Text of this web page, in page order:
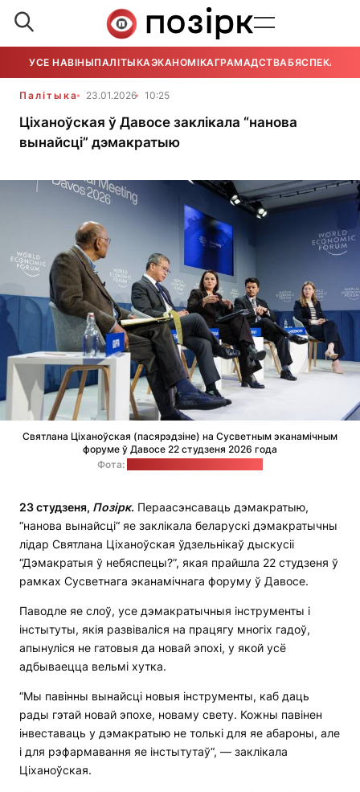
УСЕ НАВІНЫПАЛІТЫКАЭКАНОМІКАГРАМАДСТВАБЯСПЕКА
Палітыка 23.01.2026 10:25
Ціханоўская ў Давосе заклікала “нанова
вынайсці” дэмакратыю
Святлана Ціханоўская (пасярэдзіне) на Сусветным эканамічным
форуме ў Давосе 22 студзеня 2026 года
Фота:
23 студзеня, Позірк. Пераасэнсаваць дэмакратыю,
“нанова вынайсці“ яе заклікала беларускі дэмакратычны
лідар Святлана Ціханоўская ўдзельнікаў дыскусіі
“Дэмакратыя ў небяспецы?”, якая прайшла 22 студзеня ў
рамках Сусветнага эканамічнага форуму ў Давосе.
Паводле яе слоў, усе дэмакратычныя інструменты і
інстытуты, якія развіваліся на працягу многіх гадоў,
апынуліся не гатовыя да новай эпохі, у якой усё
адбываецца вельмі хутка.
“Мы павінны вынайсці новыя інструменты, каб даць
рады гэтай новай эпохе, новаму свету. Кожны павінен
інвеставаць у дэмакратыю не толькі для яе абароны, але
і для рэфармавання яе інстытутаў“, — заклікала
Ціханоўская.